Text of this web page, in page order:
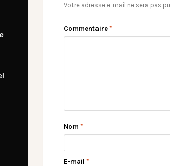
Votre adresse e-mail ne sera pas
Commentaire *
Nom *
E-mail *